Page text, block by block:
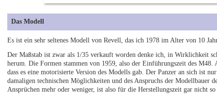
Das Modell
Es ist ein sehr seltenes Modell von Revell, das ich 1978 im Alter von 10
Der Maßstab ist zwar als 1/35 verkauft worden denke ich, in Wirklichkeit
herum. Die Formen stammen von 1959, also der Einführungszeit des M48.
dass es eine motorisierte Version des Modells gab. Der Panzer an sich ist
damaligen technischen Möglichkeiten und des Anspruchs der Modellbauer
Ansprüchen mehr oder weniger, ist also für die Herstellungszeit gar nicht so